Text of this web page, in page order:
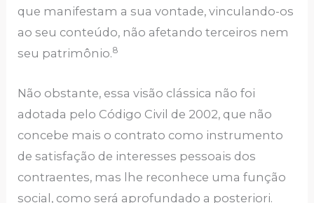
que manifestam a sua vontade, vinculando-os
ao seu conteúdo, não afetando terceiros nem
seu patrimônio.8
Não obstante, essa visão clássica não foi
adotada pelo Código Civil de 2002, que não
concebe mais o contrato como instrumento
de satisfação de interesses pessoais dos
contraentes, mas lhe reconhece uma função
social, como será aprofundado a posteriori.